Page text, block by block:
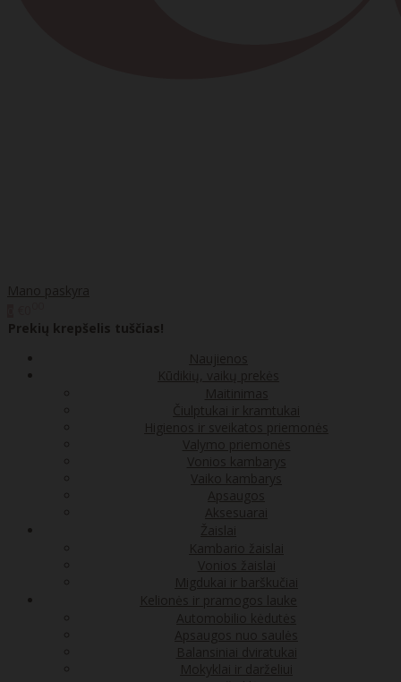
Mano paskyra
Prekių krepšelis tuščias!
Naujienos
Kūdikių, vaikų prekės
Maitinimas
Čiulptukai ir kramtukai
Higienos ir sveikatos priemonės
Valymo priemonės
Vonios kambarys
Vaiko kambarys
Apsaugos
Aksesuarai
Žaislai
Kambario žaislai
Vonios žaislai
Migdukai ir barškučiai
Kelionės ir pramogos lauke
Automobilio kėdutės
Apsaugos nuo saulės
Balansiniai dviratukai
Mokyklai ir darželiui